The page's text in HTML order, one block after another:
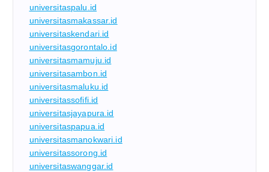
universitaspalu.id
universitasmakassar.id
universitaskendari.id
universitasgorontalo.id
universitasmamuju.id
universitasambon.id
universitasmaluku.id
universitassofifi.id
universitasjayapura.id
universitaspapua.id
universitasmanokwari.id
universitassorong.id
universitaswanggar.id